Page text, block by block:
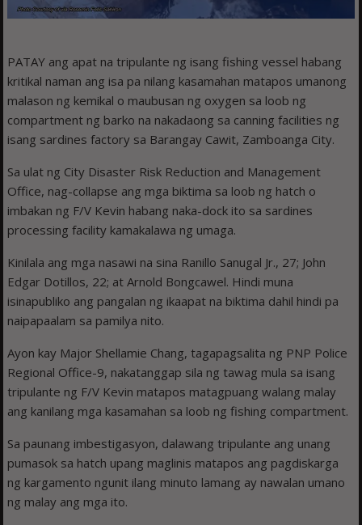
PATAY ang apat na tripulante ng isang fishing vessel habang
kritikal naman ang isa pa nilang kasamahan matapos umanong
malason ng kemikal o maubusan ng oxygen sa loob ng
compartment ng barko na nakadaong sa canning facilities ng
isang sardines factory sa Barangay Cawit, Zamboanga City.
Sa ulat ng City Disaster Risk Reduction and Management
Office, nag-collapse ang mga biktima sa loob ng hatch o
imbakan ng F/V Kevin habang naka-dock ito sa sardines
processing facility kamakalawa ng umaga.
Kinilala ang mga nasawi na sina Ranillo Sanugal Jr., 27; John
Edgar Dotillos, 22; at Arnold Bongcawel. Hindi muna
isinapubliko ang pangalan ng ikaapat na biktima dahil hindi pa
naipapaalam sa pamilya nito.
Ayon kay Major Shellamie Chang, tagapagsalita ng PNP Police
Regional Office-9, nakatanggap sila ng tawag mula sa isang
tripulante ng F/V Kevin matapos matagpuang walang malay
ang kanilang mga kasamahan sa loob ng fishing compartment.
Sa paunang imbestigasyon, dalawang tripulante ang unang
pumasok sa hatch upang maglinis matapos ang pagdiskarga
ng kargamento ngunit ilang minuto lamang ay nawalan umano
ng malay ang mga ito.